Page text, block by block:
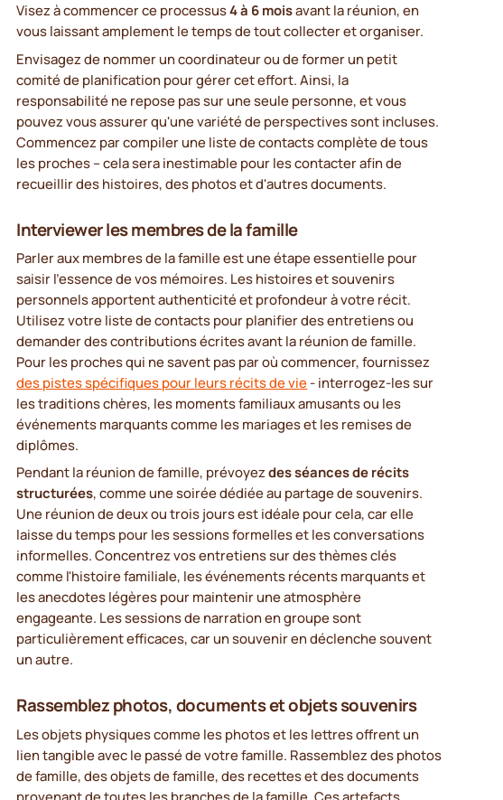
Visez à commencer ce processus4 à 6 moisavant la réunion, en
vous laissant amplement le temps de tout collecter et organiser.
Envisagez de nommer un coordinateur ou de former un petit
comité de planification pour gérer cet effort. Ainsi, la
responsabilité ne repose pas sur une seule personne, et vous
pouvez vous assurer qu'une variété de perspectives sont incluses.
Commencez par compiler une liste de contacts complète de tous
les proches – cela sera inestimable pour les contacter afin de
recueillir des histoires, des photos et d'autres documents.
Interviewer les membres de la famille
Parler aux membres de la famille est une étape essentielle pour
saisir l'essence de vos mémoires. Les histoires et souvenirs
personnels apportent authenticité et profondeur à votre récit.
Utilisez votre liste de contacts pour planifier des entretiens ou
demander des contributions écrites avant la réunion de famille.
Pour les proches qui ne savent pas par où commencer, fournissez
des pistes spécifiques pour leurs récits de vie - interrogez-les sur
les traditions chères, les moments familiaux amusants ou les
événements marquants comme les mariages et les remises de
diplômes.
Pendant la réunion de famille, prévoyezdes séances de récits
structurées, comme une soirée dédiée au partage de souvenirs.
Une réunion de deux ou trois jours est idéale pour cela, car elle
laisse du temps pour les sessions formelles et les conversations
informelles. Concentrez vos entretiens sur des thèmes clés
comme l'histoire familiale, les événements récents marquants et
les anecdotes légères pour maintenir une atmosphère
engageante. Les sessions de narration en groupe sont
particulièrement efficaces, car un souvenir en déclenche souvent
un autre.
Rassemblez photos, documents et objets souvenirs
Les objets physiques comme les photos et les lettres offrent un
lien tangible avec le passé de votre famille. Rassemblez des photos
de famille, des objets de famille, des recettes et des documents
provenant de toutes les branches de la famille. Ces artefacts